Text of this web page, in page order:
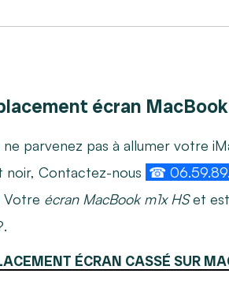
écran
ne parvenez pas à allumer votre
noir, Contactez-nous ☎
Votre écran MacBook m1x HSet
ÉCRAN CASSÉ SUR